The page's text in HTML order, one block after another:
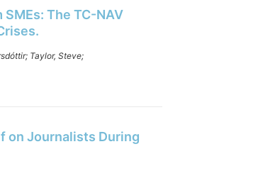
The TC-NAV
Taylor, Steve;
on Journalists During